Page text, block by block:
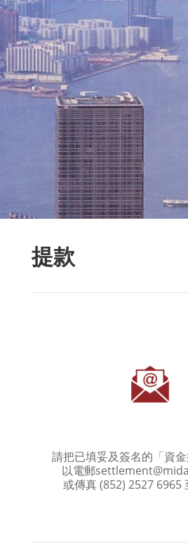
提款
請把已填妥及簽名的 「資
以電郵
或傳真 (852) 2527 6965